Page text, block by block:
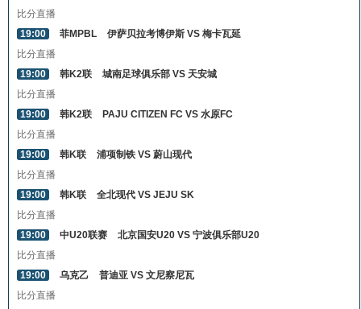
比分直播
19:00
菲MPBL
伊萨贝拉考博伊斯 VS 梅卡瓦延
比分直播
19:00
韩K2联
城南足球俱乐部 VS 天安城
比分直播
19:00
韩K2联
PAJU CITIZEN FC VS 水原FC
比分直播
19:00
韩K联
浦项制铁 VS 蔚山现代
比分直播
19:00
韩K联
全北现代 VS JEJU SK
比分直播
19:00
中U20联赛
北京国安U20 VS 宁波俱乐部U20
比分直播
19:00
乌克乙
普迪亚 VS 文尼察尼瓦
比分直播